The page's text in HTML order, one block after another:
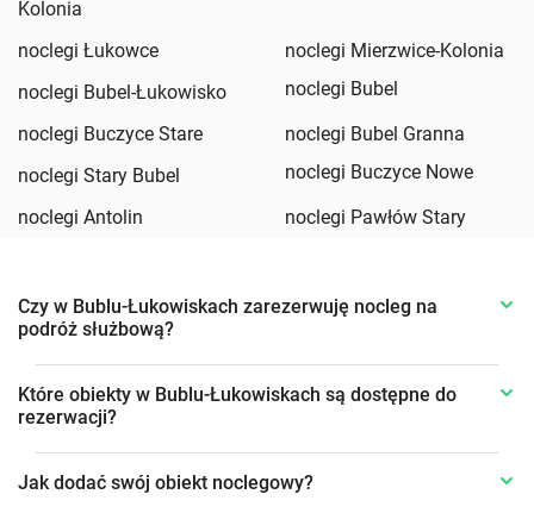
Kolonia
noclegi Łukowce
noclegi Mierzwice-Kolonia
noclegi Bubel-Łukowisko
noclegi Bubel
noclegi Buczyce Stare
noclegi Bubel Granna
noclegi Stary Bubel
noclegi Buczyce Nowe
noclegi Antolin
noclegi Pawłów Stary
Czy w Bublu-Łukowiskach zarezerwuję nocleg na
podróż służbową?
Które obiekty w Bublu-Łukowiskach są dostępne do
rezerwacji?
Jak dodać swój obiekt noclegowy?